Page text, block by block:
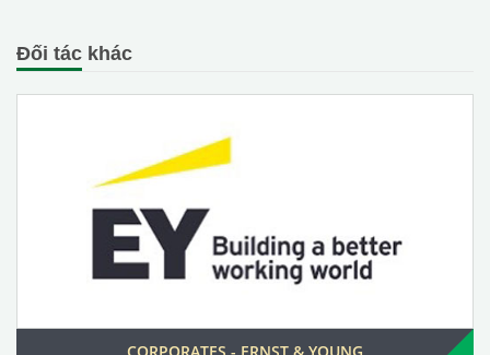
Đối tác khác